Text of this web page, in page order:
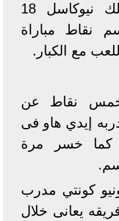
الإنجليزي، بينما يمتلك نيوكاسل 18
نقاط مباراة
مع الكبار.
بخمس نقاط عن
إيدي هاو فى
كما خسر مرة
كونتي مدرب
يعانى خلال